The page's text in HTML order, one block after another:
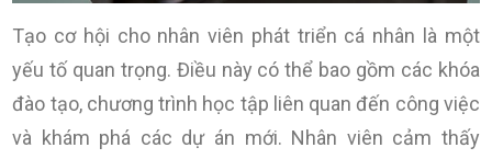
Tạo cơ hội cho nhân viên phát triển cá nhân là một
yếu tố quan trọng. Điều này có thể bao gồm các khóa
đào tạo, chương trình học tập liên quan đến công việc
và khám phá các dự án mới. Nhân viên cảm thấy